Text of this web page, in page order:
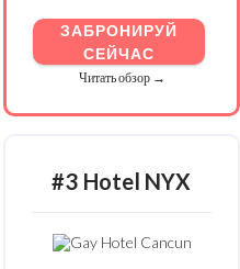
ЗАБРОНИРУЙ
СЕЙЧАС
Читать обзор →
#3 Hotel NYX